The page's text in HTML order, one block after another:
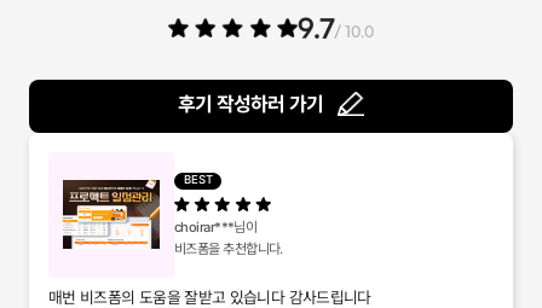
9.7/ 10.0
후기 작성하러 가기
BEST
choirar***님이
비즈폼을 추천합니다.
매번 비즈폼의 도움을 잘받고 있습니다 감사드립니다